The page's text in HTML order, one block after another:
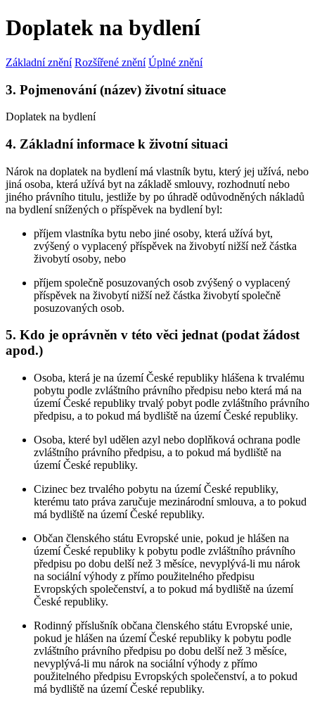
Doplatek na bydlení
Základní znění Rozšířené znění Úplné znění
3. Pojmenování (název) životní situace
Doplatek na bydlení
4. Základní informace k životní situaci
Nárok na doplatek na bydlení má vlastník bytu, který jej užívá, nebo
jiná osoba, která užívá byt na základě smlouvy, rozhodnutí nebo
jiného právního titulu, jestliže by po úhradě odůvodněných nákladů
na bydlení snížených o příspěvek na bydlení byl:
příjem vlastníka bytu nebo jiné osoby, která užívá byt,
zvýšený o vyplacený příspěvek na živobytí nižší než částka
živobytí osoby, nebo
příjem společně posuzovaných osob zvýšený o vyplacený
příspěvek na živobytí nižší než částka živobytí společně
posuzovaných osob.
5. Kdo je oprávněn v této věci jednat (podat žádost
apod.)
Osoba, která je na území České republiky hlášena k trvalému
pobytu podle zvláštního právního předpisu nebo která má na
území České republiky trvalý pobyt podle zvláštního právního
předpisu, a to pokud má bydliště na území České republiky.
Osoba, které byl udělen azyl nebo doplňková ochrana podle
zvláštního právního předpisu, a to pokud má bydliště na
území České republiky.
Cizinec bez trvalého pobytu na území České republiky,
kterému tato práva zaručuje mezinárodní smlouva, a to pokud
má bydliště na území České republiky.
Občan členského státu Evropské unie, pokud je hlášen na
území České republiky k pobytu podle zvláštního právního
předpisu po dobu delší než 3 měsíce, nevyplývá-li mu nárok
na sociální výhody z přímo použitelného předpisu
Evropských společenství, a to pokud má bydliště na území
České republiky.
Rodinný příslušník občana členského státu Evropské unie,
pokud je hlášen na území České republiky k pobytu podle
zvláštního právního předpisu po dobu delší než 3 měsíce,
nevyplývá-li mu nárok na sociální výhody z přímo
použitelného předpisu Evropských společenství, a to pokud
má bydliště na území České republiky.